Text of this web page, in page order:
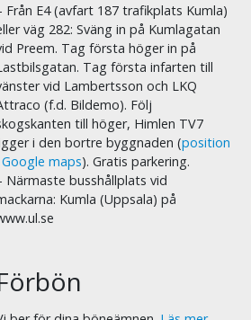
Från E4 (avfart 187 trafikplats Kumla)
väg 282: Sväng in på Kumlagatan
Preem. Tag första höger in på
Tag första infarten till
vid Lambertsson och LKQ
(f.d. Bildemo). Följ
till höger, Himlen TV7
i den bortre byggnaden (position
maps). Gratis parkering.
Närmaste busshållplats vid
Kumla (Uppsala) på